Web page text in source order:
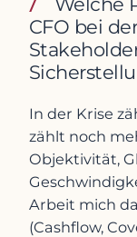
CFO bei
In der Krise
zählt noch
Objektivität,
Arbeit mich
(Cashflow,